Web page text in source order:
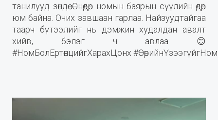
танилууд зөндөө. Өнөөдөр номын баярын сүүлийн өдөр
юм байна. Очих завшаан гарлаа. Найзуудтайгаа
таарч бүтээлийг нь дэмжин худалдан авалт
хийв, бэлэг ч авлаа 😊
#НомБолЕртөнцийгХарахЦонх